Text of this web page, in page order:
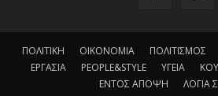
ΠΟΛΙΤΙΚΗ ΟΙΚΟΝΟΜΙΑ ΠΟΛΙΤΙΣΜΟΣ
ΕΡΓΑΣΙΑ
PEOPLE&STYLE ΥΓΕΙΑ
ΕΝΤΟΣ ΑΠΟΨΗ
ΛΟΓΙΑ